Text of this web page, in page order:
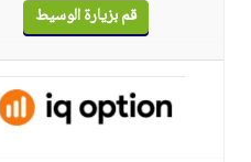
قم بزيارة الوسيط